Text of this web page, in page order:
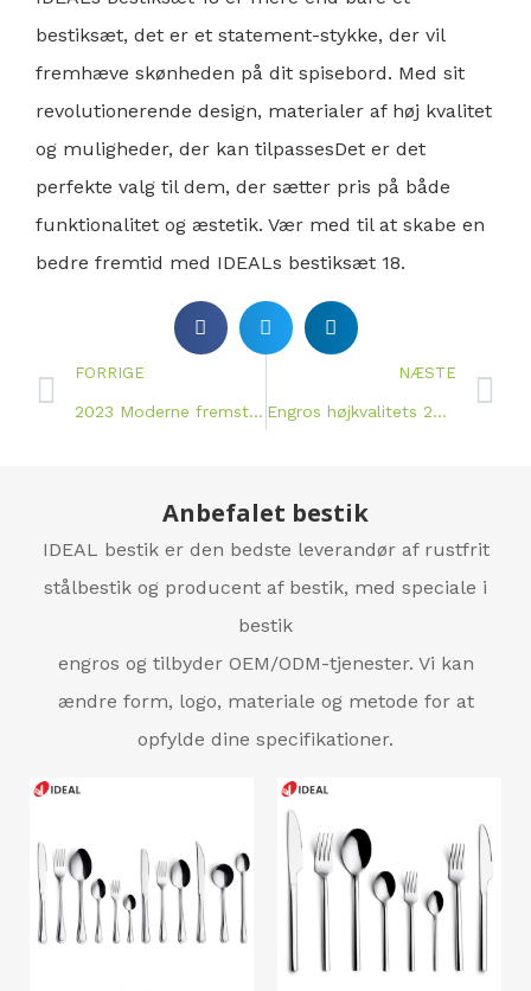
bestiksæt, det er et statement-stykke, der vil
fremhæve skønheden på dit spisebord. Med sit
revolutionerende design, materialer af høj kvalitet
og muligheder, der kan tilpassesDet er det
perfekte valg til dem, der sætter pris på både
funktionalitet og æstetik. Vær med til at skabe en
bedre fremtid med IDEALs bestiksæt 18.
FORRIGE
2023 Moderne fremstillet stel 12
NÆSTE
Engros højkvalitets 2023-servicesæt 12
Anbefalet bestik
IDEAL bestik er den bedste leverandør af rustfrit
stålbestik og producent af bestik, med speciale i
bestik
engros og tilbyder OEM/ODM-tjenester. Vi kan
ændre form, logo, materiale og metode for at
opfylde dine specifikationer.